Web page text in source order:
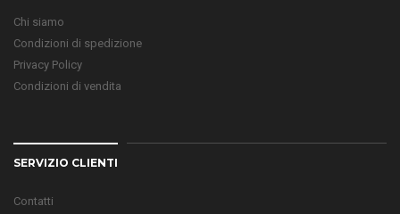
Chi siamo
Condizioni di spedizione
Privacy Policy
Condizioni di vendita
SERVIZIO CLIENTI
Contatti